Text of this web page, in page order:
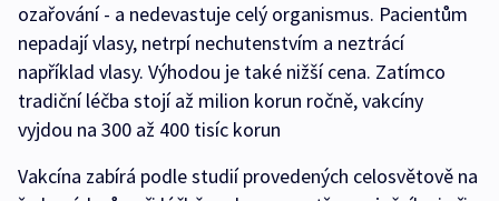
ozařování - a nedevastuje celý organismus. Pacientům
nepadají vlasy, netrpí nechutenstvím a neztrácí
například vlasy. Výhodou je také nižší cena. Zatímco
tradiční léčba stojí až milion korun ročně, vakcíny
vyjdou na 300 až 400 tisíc korun
Vakcína zabírá podle studií provedených celosvětově na